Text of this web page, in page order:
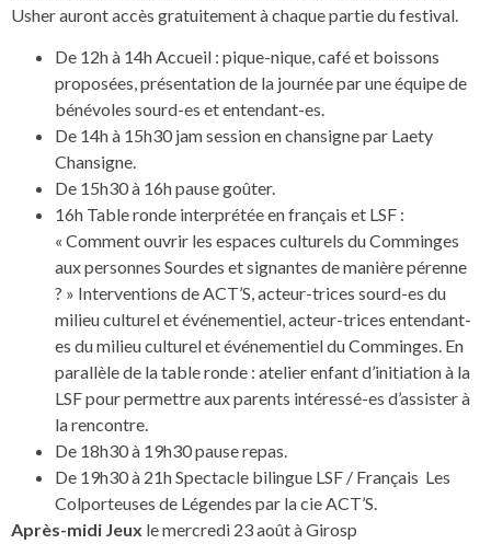
Usher auront accès gratuitement à chaque partie du festival.
De 12h à 14h Accueil : pique-nique, café et boissons
proposées, présentation de la journée par une équipe de
bénévoles sourd-es et entendant-es.
De 14h à 15h30 jam session en chansigne par Laety
Chansigne.
De 15h30 à 16h pause goûter.
16h Table ronde interprétée en français et LSF :
« Comment ouvrir les espaces culturels du Comminges
aux personnes Sourdes et signantes de manière pérenne
? » Interventions de ACT’S, acteur-trices sourd-es du
milieu culturel et événementiel, acteur-trices entendant-
es du milieu culturel et événementiel du Comminges. En
parallèle de la table ronde : atelier enfant d’initiation à la
LSF pour permettre aux parents intéressé-es d’assister à
la rencontre.
De 18h30 à 19h30 pause repas.
De 19h30 à 21h Spectacle bilingue LSF / Français Les
Colporteuses de Légendes par la cie ACT’S.
Après-midi Jeux le mercredi 23 août à Girosp